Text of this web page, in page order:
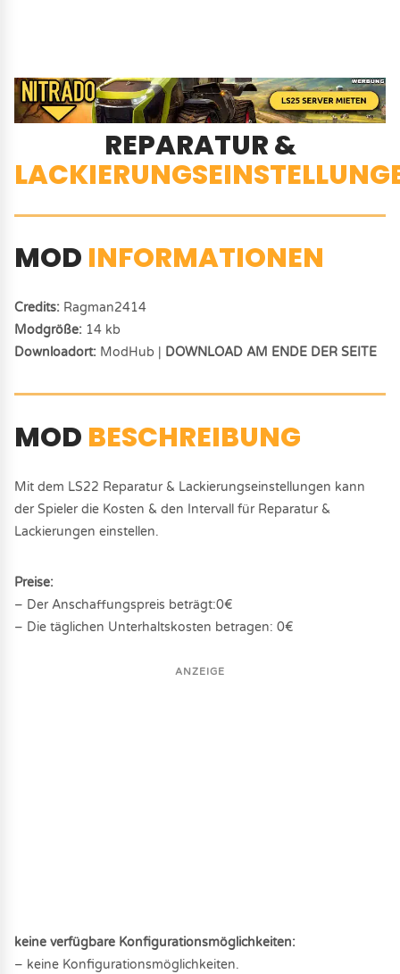
REPARATUR &
MOD INFORMATIONEN
Credits: Ragman2414
Modgröße: 14 kb
Downloadort: ModHub | DOWNLOAD AM ENDE DER SEITE
MOD BESCHREIBUNG
Mit dem LS22 Reparatur & Lackierungseinstellungen kann
der Spieler die Kosten & den Intervall für Reparatur &
Lackierungen einstellen.
Preise:
– Der Anschaffungspreis beträgt:0€
– Die täglichen Unterhaltskosten betragen: 0€
ANZEIGE
keine verfügbare Konfigurationsmöglichkeiten:
– keine Konfigurationsmöglichkeiten.